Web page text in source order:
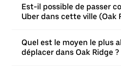
Est-il possible de passer
Uber dans cette ville (Oak
Quel est le moyen le plus
déplacer dans Oak Ridge ?